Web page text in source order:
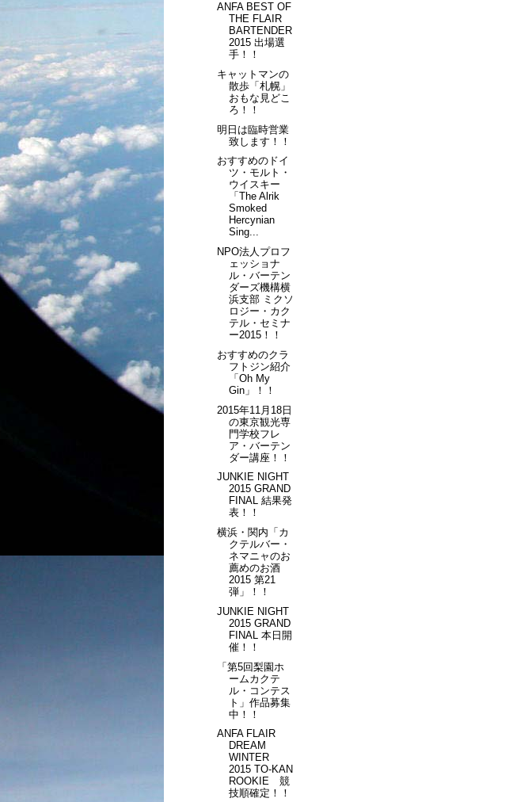
ANFA BEST OF
THE FLAIR
BARTENDER
2015 出場選
手！！
キャットマンの
散歩「札幌」
おもな見どこ
ろ！！
明日は臨時営業
致します！！
おすすめのドイ
ツ・モルト・
ウイスキー
「The Alrik
Smoked
Hercynian
Sing...
NPO法人プロフ
ェッショナ
ル・バーテン
ダーズ機構横
浜支部 ミクソ
ロジー・カク
テル・セミナ
ー2015！！
おすすめのクラ
フトジン紹介
「Oh My
Gin」！！
2015年11月18日
の東京観光専
門学校フレ
ア・バーテン
ダー講座！！
JUNKIE NIGHT
2015 GRAND
FINAL 結果発
表！！
横浜・関内「カ
クテルバー・
ネマニャのお
薦めのお酒
2015 第21
弾」！！
JUNKIE NIGHT
2015 GRAND
FINAL 本日開
催！！
「第5回梨園ホ
ームカクテ
ル・コンテス
ト」作品募集
中！！
ANFA FLAIR
DREAM
WINTER
2015 TO-KAN
ROOKIE 競
技順確定！！